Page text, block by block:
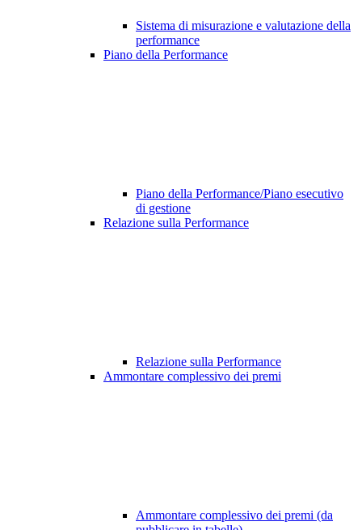
Sistema di misurazione e valutazione della
performance
Piano della Performance
Piano della Performance/Piano esecutivo
di gestione
Relazione sulla Performance
Relazione sulla Performance
Ammontare complessivo dei premi
Ammontare complessivo dei premi (da